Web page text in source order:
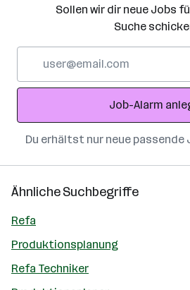
Sollen wir dir neue Jobs
Suche
Adresse
Job-Alarm
Du erhältst nur neue passende
Ähnliche Suchbegriffe
Refa
Produktionsplanung
Refa Techniker